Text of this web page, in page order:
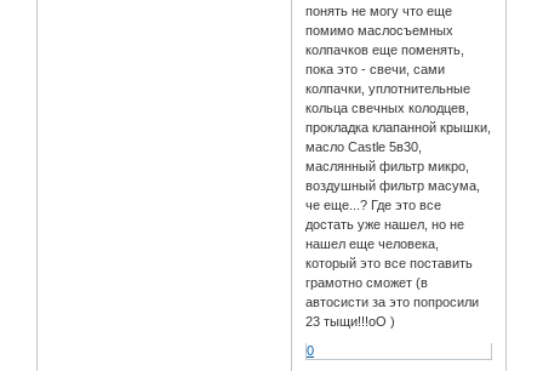
понять не могу что еще
помимо маслосъемных
колпачков еще поменять,
пока это - свечи, сами
колпачки, уплотнительные
кольца свечных колодцев,
прокладка клапанной крышки,
масло Castle 5в30,
маслянный фильтр микро,
воздушный фильтр масума,
че еще...? Где это все
достать уже нашел, но не
нашел еще человека,
который это все поставить
грамотно сможет (в
автосисти за это попросили
23 тыщи!!!оО )
0